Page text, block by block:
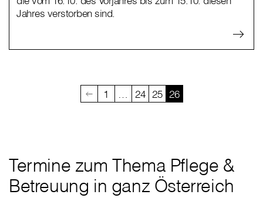
Jahres verstorben sind.
1 … 24 25 26
Termine zum Thema Pflege &
Betreuung in ganz Österreich